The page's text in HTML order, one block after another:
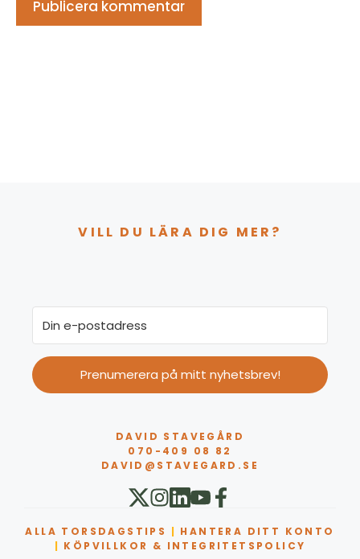
VILL DU LÄRA DIG MER?
Prenumerera på mitt nyhetsbrev!
DAVID STAVEGÅRD
070-409 08 82
DAVID@STAVEGARD.SE
ALLA TORSDAGSTIPS | HANTERA DITT KONTO
| KÖPVILLKOR & INTEGRITETSPOLICY